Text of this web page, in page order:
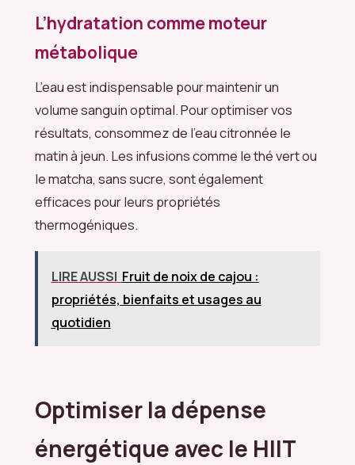
L’hydratation comme moteur
métabolique
L’eau est indispensable pour maintenir un
volume sanguin optimal. Pour optimiser vos
résultats, consommez de l’eau citronnée le
matin à jeun. Les infusions comme le thé vert ou
le matcha, sans sucre, sont également
efficaces pour leurs propriétés
thermogéniques.
LIRE AUSSI Fruit de noix de cajou :
propriétés, bienfaits et usages au
quotidien
Optimiser la dépense
énergétique avec le HIIT